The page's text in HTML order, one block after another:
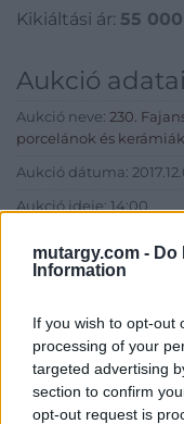
mutargy.com - Do
Information
If you wish to opt-out
processing of your
targeted advertising
section to confirm
opt-out request is
Kikiáltási ár: 55 000
Aukció adatai
Aukció neve: 230.
porcelánok és kerámiák
Aukció dátuma:
Aukció ideje: 14:00
Tételszám: 1564
Eladó adatai